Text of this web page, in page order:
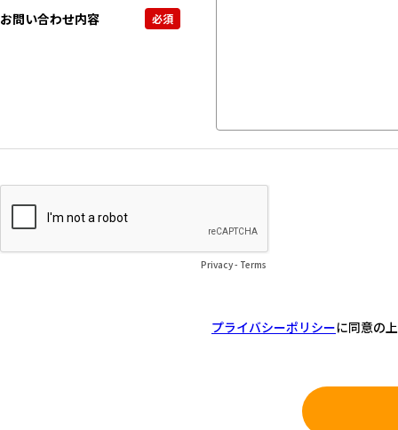
お問い合わせ内容
Privacy- Terms
プライバシーポリシーに同意の